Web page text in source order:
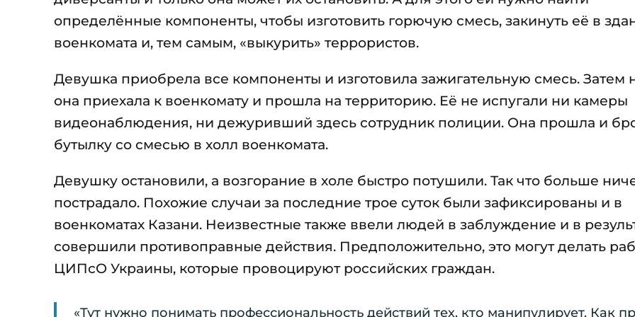
определённые компоненты, чтобы изготовить горючую смесь, закинуть её в
военкомата и, тем самым, «выкурить» террористов.
Девушка приобрела все компоненты и изготовила зажигательную смесь. Затем
она приехала к военкомату и прошла на территорию. Её не испугали ни камеры
видеонаблюдения, ни дежуривший здесь сотрудник полиции. Она прошла и
бутылку со смесью в холл военкомата.
Девушку остановили, а возгорание в холе быстро потушили. Так что больше
пострадало. Похожие случаи за последние трое суток были зафиксированы и в
военкоматах Казани. Неизвестные также ввели людей в заблуждение и в
совершили противоправные действия. Предположительно, это могут делать
ЦИПсО Украины, которые провоцируют российских граждан.
«Тут нужно понимать профессиональность действий тех, кто манипулирует. Как